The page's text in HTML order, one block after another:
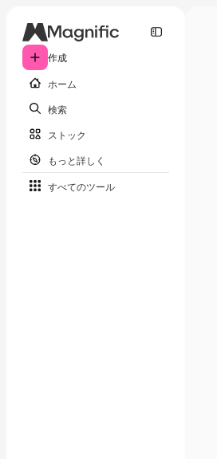
作成
ホーム
検索
ストック
もっと詳しく
すべてのツール